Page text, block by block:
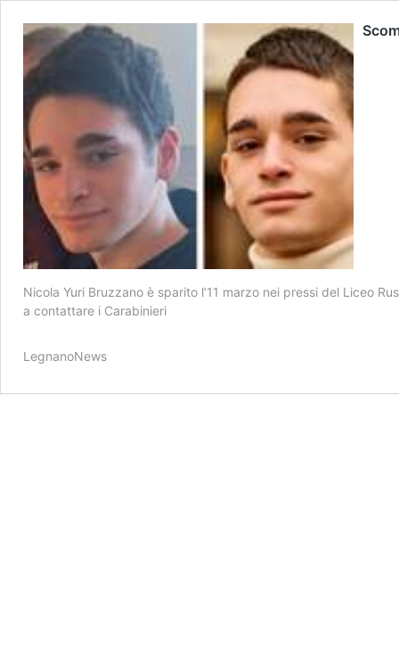
Nicola Yuri Bruzzano è sparito l’11 marzo nei pressi del Liceo
a contattare i Carabinieri
LegnanoNews